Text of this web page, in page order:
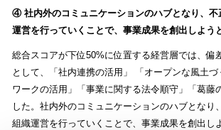
④ 社内外のコミュニケーションのハブとなり、不
運営を行っていくことで、事業成果を創出しよう
総合スコアが下位50%に位置する経営層では、偏
として、「社内連携の活用」 「オープンな風土づ
ワークの活用」「事業に関する法令順守」「葛藤
した。社内外のコミュニケーションのハブとなり
組織運営を行っていくことで、事業成果を創出し